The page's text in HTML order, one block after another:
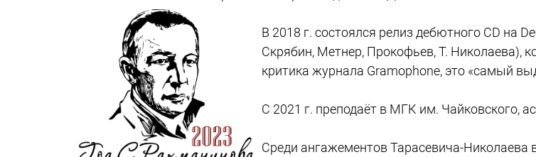
В 2018 г. состоялся релиз дебютного CD на
Скрябин, Метнер, Прокофьев, Т. Николаева),
критика журнала Gramophone, это «самый
C 2021 г. преподаёт в МГК им. Чайковского,
Среди ангажементов Тарасевича-